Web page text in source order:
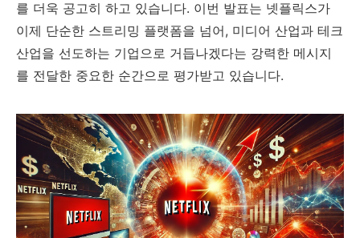
를 더욱 공고히 하고 있습니다. 이번 발표는 넷플릭스가
이제 단순한 스트리밍 플랫폼을 넘어, 미디어 산업과 테크
산업을 선도하는 기업으로 거듭나겠다는 강력한 메시지
를 전달한 중요한 순간으로 평가받고 있습니다.